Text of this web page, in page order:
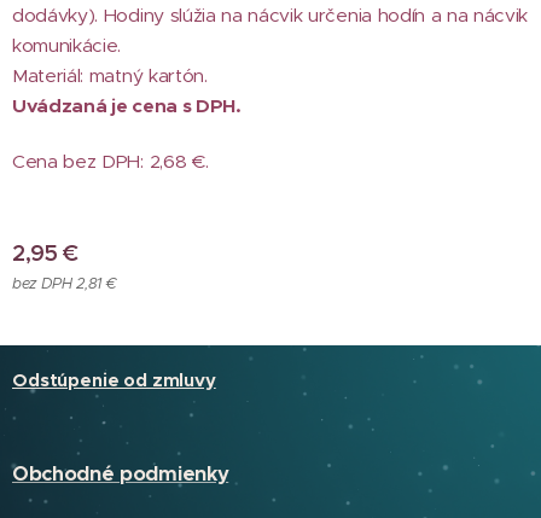
dodávky). Hodiny slúžia na nácvik určenia hodín a na nácvik
komunikácie.
Materiál: matný kartón.
Uvádzaná je cena s DPH.
Cena bez DPH: 2,68 €.
2,95 €
bez DPH 2,81 €
Odstúpenie od zmluvy
Obchodné podmienky